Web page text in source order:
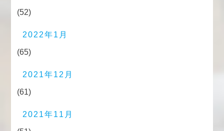
(52)
2022年1月
(65)
2021年12月
(61)
2021年11月